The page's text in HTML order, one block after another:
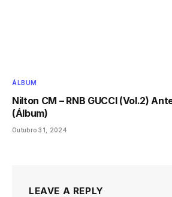
ÁLBUM
Nilton CM – RNB GUCCI (Vol.2)
(Álbum)
Outubro 31, 2024
LEAVE A REPLY